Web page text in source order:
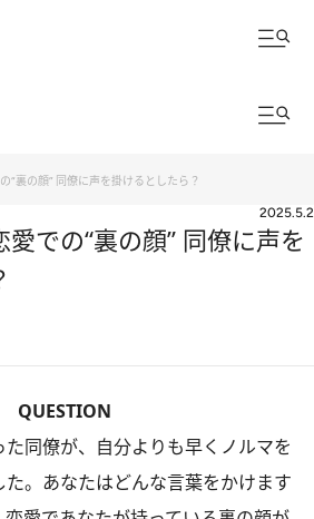
“裏の顔” 同僚に声を掛けるとしたら？
2025.5.2
愛での“裏の顔” 同僚に声を
QUESTION
同僚が、自分よりも早くノルマを
。あなたはどんな言葉をかけます